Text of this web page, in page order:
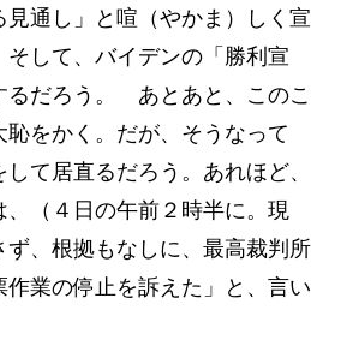
見通し」と喧（やかま）しく宣
して、バイデンの「勝利宣
るだろう。 あとあと、このこ
恥をかく。だが、そうなって
て居直るだろう。あれほど、
、（４日の午前２時半に。現
ず、根拠もなしに、最高裁判所
作業の停止を訴えた」と、言い